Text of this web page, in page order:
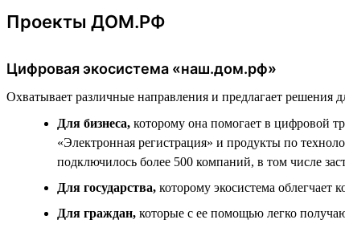
Проекты ДОМ.РФ
Цифровая экосистема «наш.дом.рф»
Охватывает различные направления и предлагает решения
Для бизнеса, которому она помогает в цифровой
«Электронная регистрация» и продукты по
подключилось более 500 компаний, в том числе
Для государства, которому экосистема облегчает
Для граждан, которые с ее помощью легко